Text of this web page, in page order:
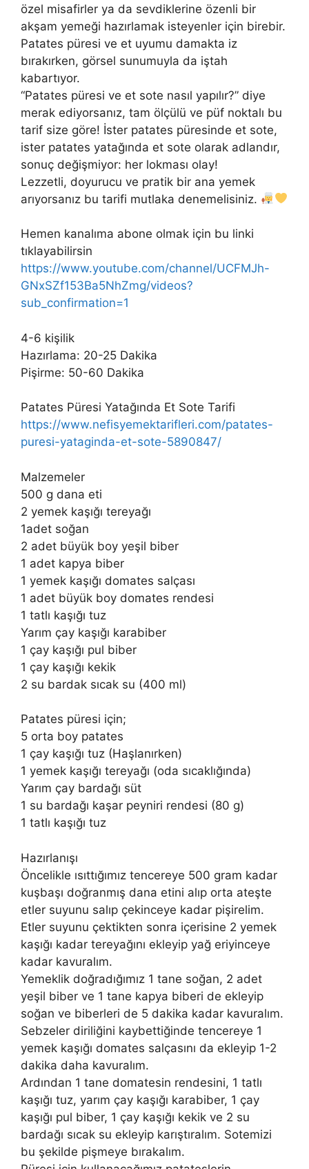
özel misafirler ya da sevdiklerine özenli bir
akşam yemeği hazırlamak isteyenler için birebir.
Patates püresi ve et uyumu damakta iz
bırakırken, görsel sunumuyla da iştah
kabartıyor.
“Patates püresi ve et sote nasıl yapılır?” diye
merak ediyorsanız, tam ölçülü ve püf noktalı bu
tarif size göre! İster patates püresinde et sote,
ister patates yatağında et sote olarak adlandır,
sonuç değişmiyor: her lokması olay!
Lezzetli, doyurucu ve pratik bir ana yemek
arıyorsanız bu tarifi mutlaka denemelisiniz.
Hemen kanalıma abone olmak için bu linki
tıklayabilirsin
https://www.youtube.com/channel/UCFMJh-
GNxSZf153Ba5NhZmg/videos?
sub_confirmation=1
4-6 kişilik
Hazırlama: 20-25 Dakika
Pişirme: 50-60 Dakika
Patates Püresi Yatağında Et Sote Tarifi
https://www.nefisyemektarifleri.com/patates-
puresi-yataginda-et-sote-5890847/
Malzemeler
500 g dana eti
2 yemek kaşığı tereyağı
1adet soğan
2 adet büyük boy yeşil biber
1 adet kapya biber
1 yemek kaşığı domates salçası
1 adet büyük boy domates rendesi
1 tatlı kaşığı tuz
Yarım çay kaşığı karabiber
1 çay kaşığı pul biber
1 çay kaşığı kekik
2 su bardak sıcak su (400 ml)
Patates püresi için;
5 orta boy patates
1 çay kaşığı tuz (Haşlanırken)
1 yemek kaşığı tereyağı (oda sıcaklığında)
Yarım çay bardağı süt
1 su bardağı kaşar peyniri rendesi (80 g)
1 tatlı kaşığı tuz
Hazırlanışı
Öncelikle ısıttığımız tencereye 500 gram kadar
kuşbaşı doğranmış dana etini alıp orta ateşte
etler suyunu salıp çekinceye kadar pişirelim.
Etler suyunu çektikten sonra içerisine 2 yemek
kaşığı kadar tereyağını ekleyip yağ eriyinceye
kadar kavuralım.
Yemeklik doğradığımız 1 tane soğan, 2 adet
yeşil biber ve 1 tane kapya biberi de ekleyip
soğan ve biberleri de 5 dakika kadar kavuralım.
Sebzeler diriliğini kaybettiğinde tencereye 1
yemek kaşığı domates salçasını da ekleyip 1-2
dakika daha kavuralım.
Ardından 1 tane domatesin rendesini, 1 tatlı
kaşığı tuz, yarım çay kaşığı karabiber, 1 çay
kaşığı pul biber, 1 çay kaşığı kekik ve 2 su
bardağı sıcak su ekleyip karıştıralım. Sotemizi
bu şekilde pişmeye bırakalım.